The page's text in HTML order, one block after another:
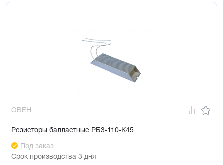
ОВЕН
Резисторы балластные РБ3-110-К45
Под заказ
Срок производства 3 дня